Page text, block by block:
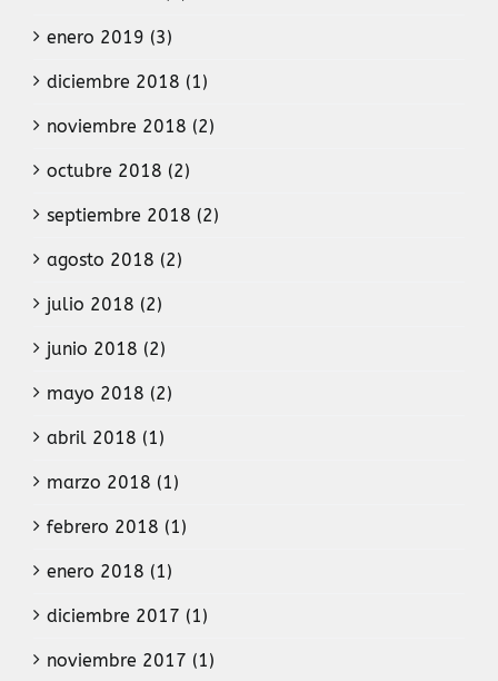
enero 2019 (3)
diciembre 2018 (1)
noviembre 2018 (2)
octubre 2018 (2)
septiembre 2018 (2)
agosto 2018 (2)
julio 2018 (2)
junio 2018 (2)
mayo 2018 (2)
abril 2018 (1)
marzo 2018 (1)
febrero 2018 (1)
enero 2018 (1)
diciembre 2017 (1)
noviembre 2017 (1)